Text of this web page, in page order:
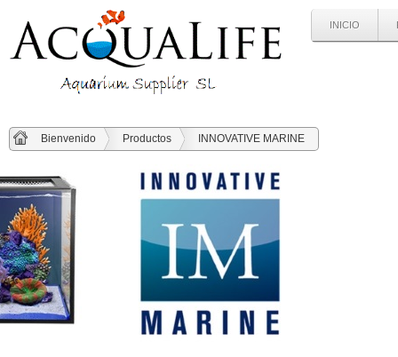
INICIO
Bienvenido Productos INNOVATIVE MARINE